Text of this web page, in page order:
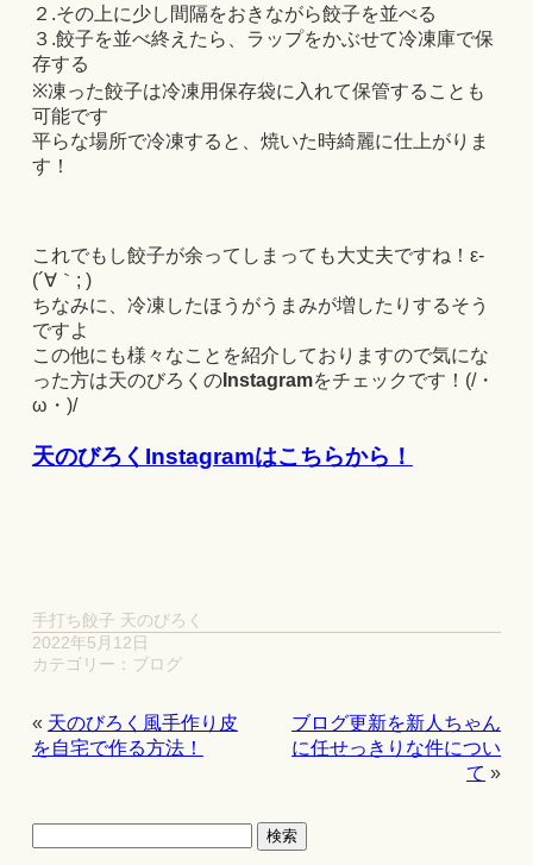
２.その上に少し間隔をおきながら餃子を並べる
３.餃子を並べ終えたら、ラップをかぶせて冷凍庫で保
存する
※凍った餃子は冷凍用保存袋に入れて保管することも
可能です
平らな場所で冷凍すると、焼いた時綺麗に仕上がりま
す！
これでもし餃子が余ってしまっても大丈夫ですね！ε-
(´∀｀; )
ちなみに、冷凍したほうがうまみが増したりするそう
ですよ
この他にも様々なことを紹介しておりますので気にな
った方は天のびろくのInstagramをチェックです！(/・
ω・)/
天のびろくInstagramはこちらから！
手打ち餃子 天のびろく
2022年5月12日
カテゴリー： ブログ
« 天のびろく風手作り皮
を自宅で作る方法！
ブログ更新を新人ちゃん
に任せっきりな件につい
て »